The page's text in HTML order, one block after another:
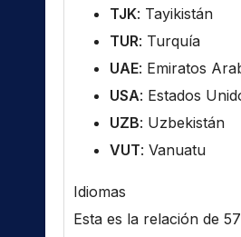
TJK: Tayikistán
TUR: Turquía
UAE: Emiratos
USA: Estados
UZB: Uzbekistán
VUT: Vanuatu
Idiomas
Esta es la relación de